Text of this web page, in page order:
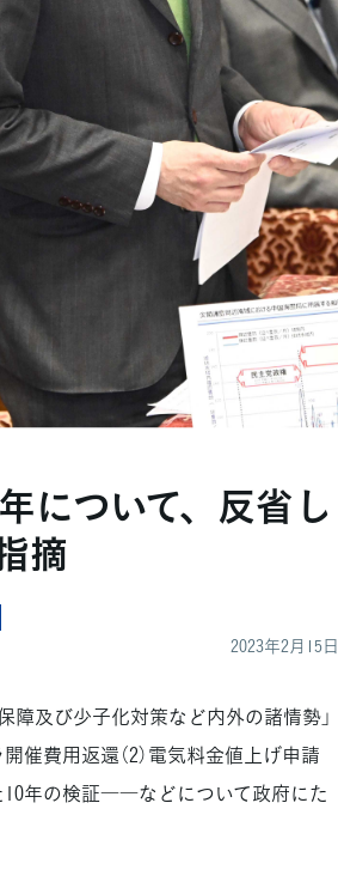
について、反省し
摘
2023年2月15日
及び少子化対策など内外の諸情勢」
催費用返還（2）電気料金値上げ申請
た10年の検証――などについて政府にた